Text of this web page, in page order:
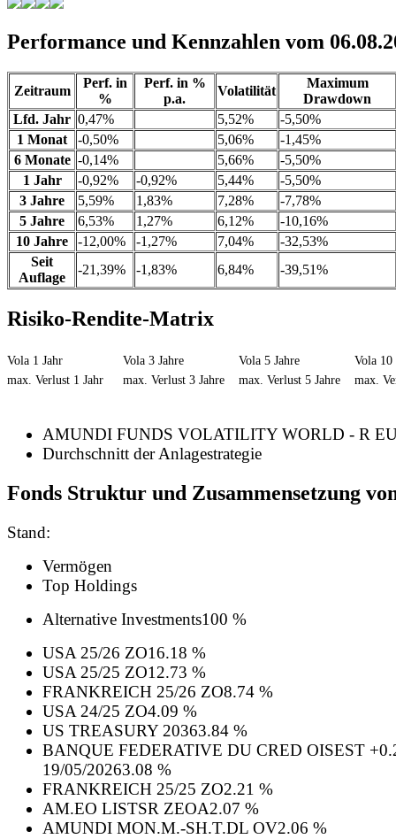
Performance und Kennzahlen vom
Zeitraum
Perf. in
%
Perf. in %
p.a.
Volatilität
Maximum
Drawdown
Lfd. Jahr 0,47% 5,52%
-5,50%
1 Monat
-0,50% 5,06%
-1,45%
6 Monate -0,14% 5,66%
-5,50%
1 Jahr
-0,92% -0,92% 5,44%
-5,50%
3 Jahre
5,59% 1,83% 7,28%
-7,78%
5 Jahre
6,53% 1,27% 6,12%
-10,16%
10 Jahre
-12,00% -1,27% 7,04%
-32,53%
Seit
Auflage
-21,39% -1,83% 6,84% -39,51%
Risiko-Rendite-Matrix
Vola 1 Jahr Vola 3 Jahre Vola 5 Jahre
Vola 10
max. Verlust 1 Jahr
max. Verlust 3 Jahre max. Verlust 5 Jahre max.
AMUNDI FUNDS VOLATILITY WORLD - R
Durchschnitt der Anlagestrategie
Fonds Struktur und Zusammensetzung
Stand:
Vermögen
Top Holdings
Alternative Investments100 %
USA 25/26 ZO16.18 %
USA 25/25 ZO12.73 %
FRANKREICH 25/26 ZO8.74 %
USA 24/25 ZO4.09 %
US TREASURY 20363.84 %
BANQUE FEDERATIVE DU CRED OISEST
19/05/20263.08 %
FRANKREICH 25/25 ZO2.21 %
AM.EO LISTSR ZEOA2.07 %
AMUNDI MON.M.-SH.T.DL OV2.06 %